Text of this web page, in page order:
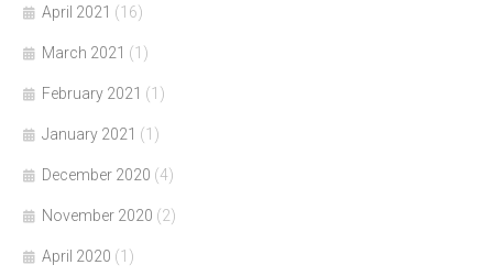
April 2021 (16)
March 2021 (1)
February 2021 (1)
January 2021 (1)
December 2020 (4)
November 2020 (2)
April 2020 (1)